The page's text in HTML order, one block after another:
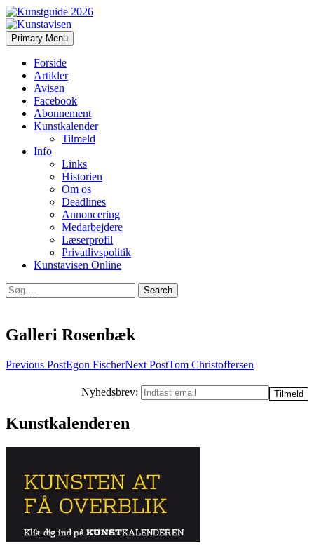
Kunstavisen
Search
Primary Menu Skip
to
Forside
Artikler
Avisen
Facebook
Abonnement
Kunstkalender
Tilmeld
Info
Links
Historien
Om os
Deadlines
Annoncering
Medarbejdere
Læserprofil
Privatlivspolitik
Kunstavisen Online
Search
for:
Galleri Rosenbæk
Post
Previous PostEgon FischerNext PostTom Christoffersen
Nyhedsbrev:
Kunstkalenderen